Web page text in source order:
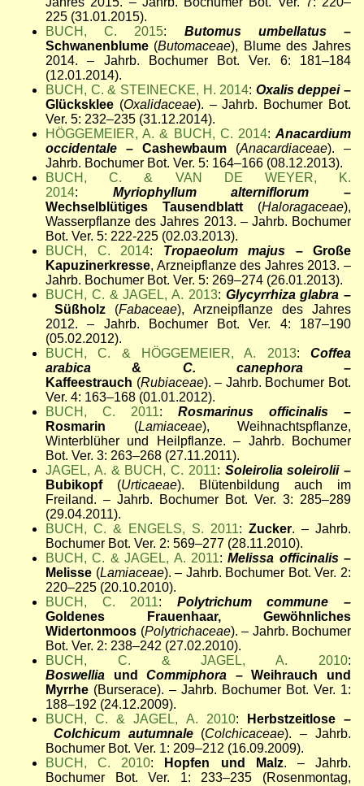
225 (31.01.2015).
BUCH, C. 2015: Butomus umbellatus–
Schwanenblume (Butomaceae), Blume des Jahres
2014. – Jahrb. Bochumer Bot. Ver. 6: 181–184
(12.01.2014).
BUCH, C. & STEINECKE, H. 2014: Oxalis deppei –
Glücksklee (Oxalidaceae). – Jahrb. Bochumer Bot.
Ver. 5: 232–235 (31.12.2014).
HÖGGEMEIER, A. & BUCH, C. 2014:Anacardium
occidentale – Cashewbaum (Anacardiaceae). –
Jahrb. Bochumer Bot. Ver. 5: 164–166 (08.12.2013).
BUCH, C. & VAN DE WEYER, K.
2014: Myriophyllum alterniflorum
–
Wechselblütiges Tausendblatt (Haloragaceae),
Wasserpflanze des Jahres 2013. – Jahrb. Bochumer
Bot. Ver. 5: 222-225 (02.03.2013).
BUCH, C. 2014: Tropaeolum majus – Große
Kapuzinerkresse, Arzneipflanze des Jahres 2013. –
Jahrb. Bochumer Bot. Ver. 5: 269–274 (26.01.2013).
BUCH, C. & JAGEL, A. 2013: Glycyrrhiza glabra –
Süßholz (Fabaceae), Arzneipflanze des Jahres
2012. – Jahrb. Bochumer Bot. Ver. 4: 187–190
(05.02.2012).
BUCH, C. & HÖGGEMEIER, A. 2013:Coffea
arabica
& C. canephora–
Kaffeestrauch (Rubiaceae). – Jahrb. Bochumer Bot.
Ver. 4: 163–168 (01.01.2012).
BUCH, C. 2011: Rosmarinus officinalis
–
Rosmarin (Lamiaceae), Weihnachtspflanze,
Winterblüher und Heilpflanze. – Jahrb. Bochumer
Bot. Ver. 3: 263–268 (27.11.2011).
JAGEL, A. & BUCH, C. 2011: Soleirolia soleirolii –
Bubikopf(Urticaeae). Blütenbildung auch im
Freiland. – Jahrb. Bochumer Bot. Ver. 3: 285–289
(29.04.2011).
BUCH, C. & ENGELS, S. 2011: Zucker. – Jahrb.
Bochumer Bot. Ver. 2: 569–277 (28.11.2010).
BUCH, C. & JAGEL, A. 2011:Melissa officinalis–
Melisse (Lamiaceae). – Jahrb. Bochumer Bot. Ver. 2:
220–225 (20.10.2010).
BUCH, C. 2011: Polytrichum commune–
Goldenes Frauenhaar, Gewöhnliches
Widertonmoos (Polytrichaceae). – Jahrb. Bochumer
Bot. Ver. 2: 238–242 (27.02.2010).
BUCH, C. & JAGEL, A. 2010:
Boswellia undCommiphora – Weihrauch und
Myrrhe (Burserace). – Jahrb. Bochumer Bot. Ver. 1:
188–192 (24.12.2009).
BUCH, C. & JAGEL, A. 2010:
Herbstzeitlose –
Colchicum autumnale
(Colchicaceae). – Jahrb.
Bochumer Bot. Ver. 1: 209–212 (16.09.2009).
BUCH, C. 2010: Hopfen und Malz. – Jahrb.
Bochumer Bot. Ver. 1: 233–235 (Rosenmontag,